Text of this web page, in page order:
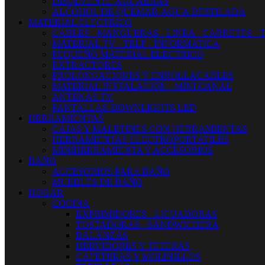
ALCOHOL DE QUEMAR-AGUA DESTILADA
MATERIAL ELECTRICO
CABLES - MANGUERAS - LINEA - CARRETES -
MATERIAL TV - TELF - INFORMATICA
PEQUEÑO MATERIAL ELECTRICO
EXTRACTORES
PROLONGACIONES Y ENROLLACABLES
MATERIAL INSTALACIÓN - MINI CANAL
ANTENAS TV
PANTALLAS-DOWNLIGHTS LED
HERRAMIENTAS
CAJAS Y MALETINES CON HERRAMIENTAS
HERRAMIENTAS ELECTROPORTATILES
MINIHERRAMIENTA Y ACCESORIOS
BAÑO
ACCESORIOS PARA BAÑO
MUEBLES DE BAÑO
HOGAR
COCINA
EXPRIMIDORES - LICUADORAS
TOSTADORAS - SANDWICHERA
BALANZAS
HERVIDORES Y TETERAS
CAFETERAS Y MOLINILLOS